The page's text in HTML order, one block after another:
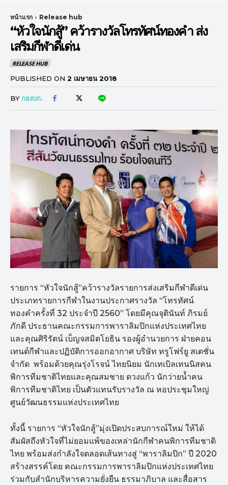
หน้าแรก Release hub
“หัวใจนักสู้” คว้ารางวัลโทรทัศน์ทองคำ ส่ง
เสริมกีฬาดีเด่น
RELEASE HUB
PUBLISHED ON 2 เมษายน 2018
BY กองบก.
รายการ “หัวใจนักสู้”คว้ารางวัลรายการส่งเสริมกีฬาดีเด่น
ประเภทรายการกีฬาในงานประกาศรางวัล “โทรทัศน์
ทองคำครั้งที่ 32 ประจำปี 2560” โดยมีคุณจุตินันท์ ภิรมย์
ภักดี ประธานคณะกรรมการพาราลิมปิกแห่งประเทศไทย
และคุณศิริรัตน์ เบ็ญจสมิตโยธิน รองผู้อำนวยการ ฝ่ายคอน
เทนต์กีฬาและปฏิบัติการออกอากาศ บริษัท ทรูโฟร์ยู สเตชั่น
จำกัด พร้อมด้วยคุณรุ่งโรจน์ ไทยนิยม นักเทเบิลเทนนิสคน
พิการทีมชาติไทยและคุณสมชาย ดวงแก้ว นักว่ายน้ำคน
พิการทีมชาติไทย เป็นตัวแทนรับรางวัล ณ หอประชุมใหญ่
ศูนย์วัฒนธรรมแห่งประเทศไทย
ทั้งนี้ รายการ “หัวใจนักสู้”มุ่งเปิดประสบการณ์ใหม่ ให้ได้
สัมผัสถึงหัวใจที่ไม่ยอมแพ้ของเหล่านักกีฬาคนพิการทีมชาติ
ไทย พร้อมส่งกำลังใจตลอดเส้นทางสู่ “พาราลิมปิก” ปี 2020
สร้างสรรค์โดย คณะกรรมการพาราลิมปิกแห่งประเทศไทย
ร่วมกับสำนักบริหารความยั่งยืน ธรรมาภิบาล และสื่อสาร